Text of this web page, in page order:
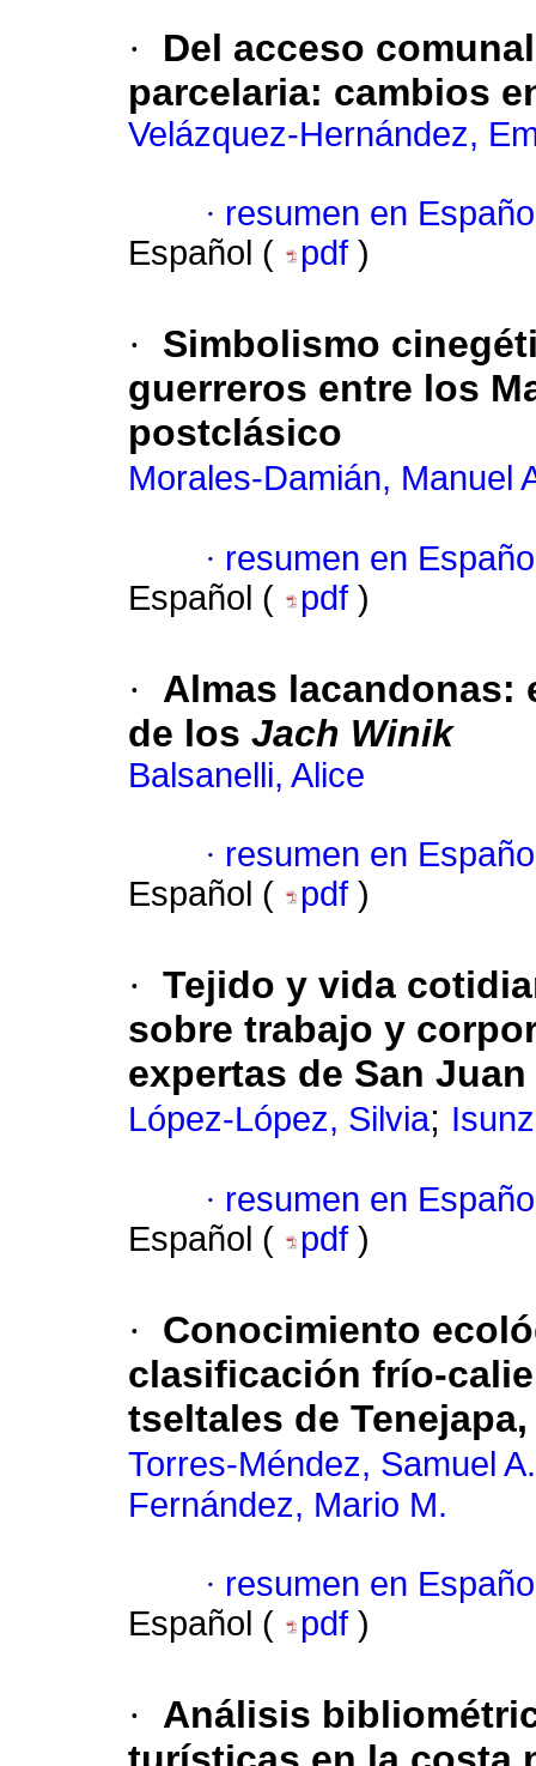
·
Del acceso
parcelaria: cambios
Velázquez-Hernández,
· resumen en
Español (
pdf )
·
Simbolismo
guerreros entre los
postclásico
Morales-Damián, Manuel
· resumen en
Español (
pdf )
·
Almas lacandonas:
de los Jach Winik
Balsanelli, Alice
· resumen en
Español (
pdf )
· Tejido y vida
sobre trabajo y
expertas de San
López-López, Silvia;
· resumen en
Español (
pdf )
·
Conocimiento
clasificación frío-
tseltales de
Torres-Méndez, Samuel A.
Fernández, Mario M.
· resumen en
Español (
pdf )
·
Análisis